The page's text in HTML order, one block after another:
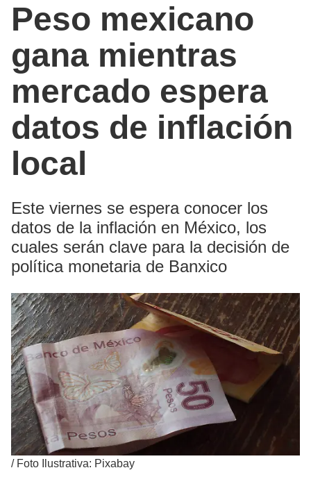
Peso mexicano
gana mientras
mercado espera
datos de inflación
local
Este viernes se espera conocer los
datos de la inflación en México, los
cuales serán clave para la decisión de
política monetaria de Banxico
/ Foto Ilustrativa: Pixabay